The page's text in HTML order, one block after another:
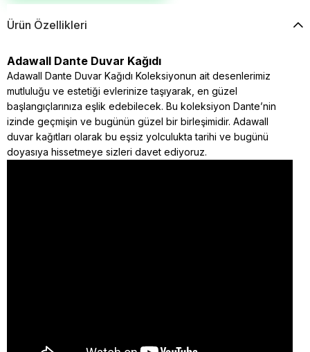
Ürün Özellikleri
Adawall Dante Duvar Kağıdı
Adawall Dante Duvar Kağıdı Koleksiyonun ait desenlerimiz
mutluluğu ve estetiği evlerinize taşıyarak, en güzel
başlangıçlarınıza eşlik edebilecek. Bu koleksiyon Dante’nin
izinde geçmişin ve bugünün güzel bir birleşimidir. Adawall
duvar kağıtları olarak bu eşsiz yolculukta tarihi ve bugünü
doyasıya hissetmeye sizleri davet ediyoruz.